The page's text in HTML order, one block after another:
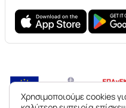
Χρησιμοποιούμε cookies